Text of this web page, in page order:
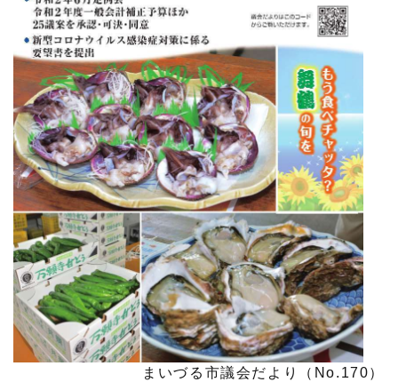
まいづる市議会だより（No.170）